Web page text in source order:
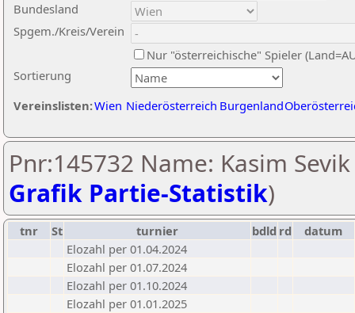
Sortierung
Bundesland
Spgem./Kreis/Verein
Nur "österreichische" Spieler
Vereinslisten:Wien Niederösterreich Burgenland
Pnr:145732 Name: Kasim
Grafik Partie-Statistik)
tnr St turnier bdld rd
datum
Elozahl per 01.04.2024
Elozahl per 01.07.2024
Elozahl per 01.10.2024
Elozahl per 01.01.2025